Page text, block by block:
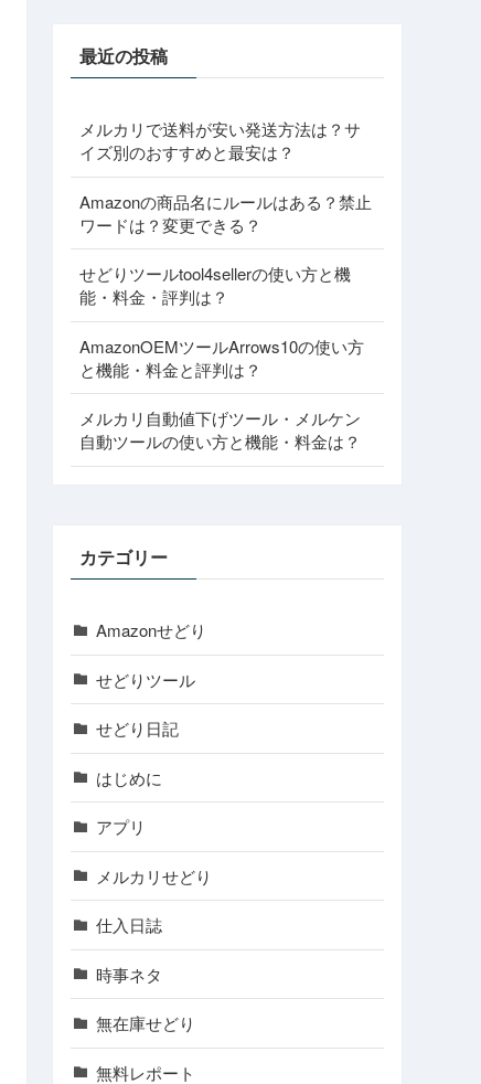
最近の投稿
メルカリで送料が安い発送方法は？サ
イズ別のおすすめと最安は？
Amazonの商品名にルールはある？禁止
ワードは？変更できる？
せどりツールtool4sellerの使い方と機
能・料金・評判は？
AmazonOEMツールArrows10の使い方
と機能・料金と評判は？
メルカリ自動値下げツール・メルケン
自動ツールの使い方と機能・料金は？
カテゴリー
Amazonせどり
せどりツール
せどり日記
はじめに
アプリ
メルカリせどり
仕入日誌
時事ネタ
無在庫せどり
無料レポート